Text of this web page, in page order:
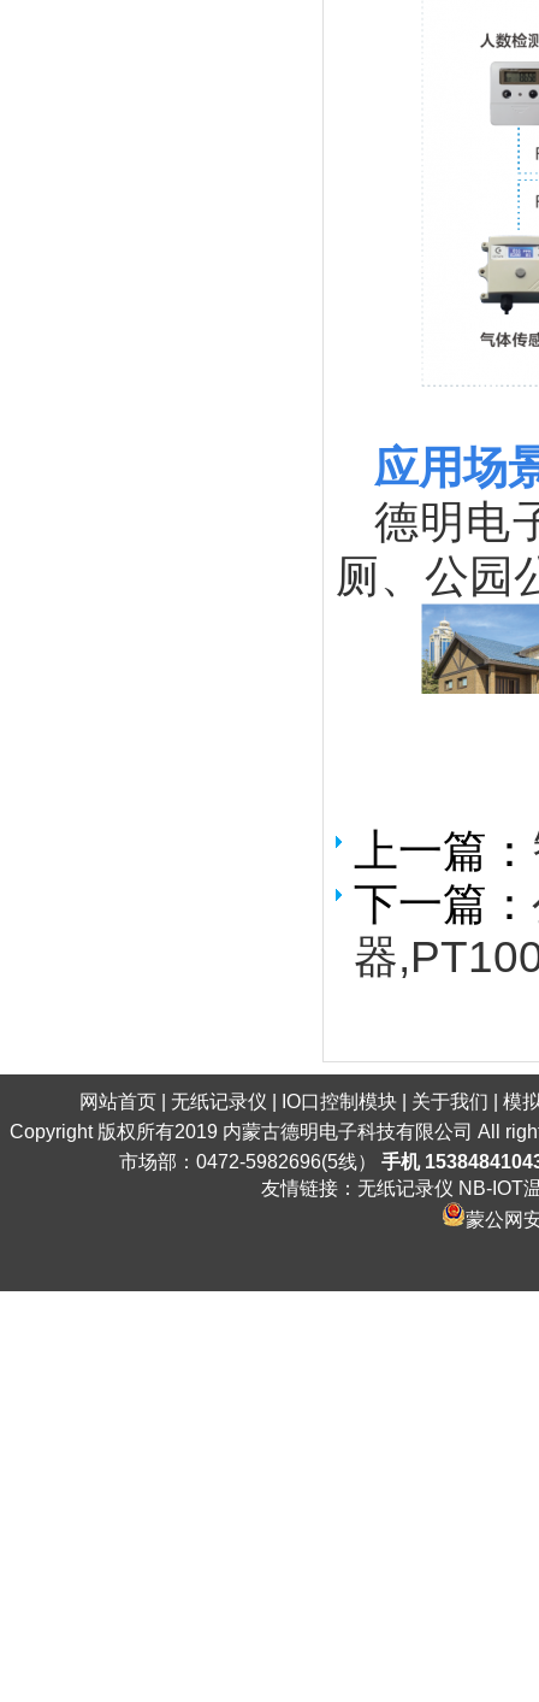
应用场
德明电
厕、公园
上一篇：
下一篇：
器
网站首页 无纸记录仪 IO口控制模块 关于我们
模
Copyright 版权所有2019 内蒙古德明电子科技有限公司 All
市场部：0472-5982696(5线） 手机
友情链接： 无纸记录仪 NB-IOT
蒙公网